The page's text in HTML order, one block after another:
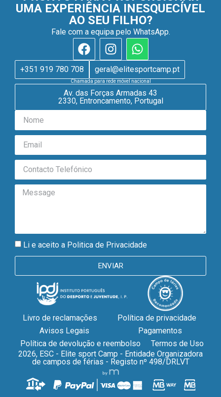
UMA EXPERIÊNCIA INESQUECÍVEL
AO SEU FILHO?
Fale com a equipa pelo WhatsApp.
+351 919 780 708 geral@elitesportcamp.pt
Chamada para rede móvel nacional
Av. das Forças Armadas 43
2330, Entroncamento, Portugal
Li e aceito a Politica de Privacidade
ENVIAR
Livro de reclamações
Política de privacidade
Avisos Legais
Pagamentos
Política de devolução e reembolso
Termos de Uso
2026, ESC - Elite sport Camp - Entidade Organizadora
de campos de férias - Registo nº 498/DRLVT